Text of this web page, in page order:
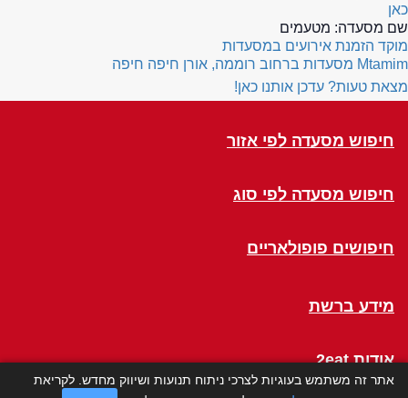
כאן
שם מסעדה: מטעמים
מוקד הזמנת אירועים במסעדות
Mtamim מסעדות ברחוב רוממה, אורן חיפה חיפה
מצאת טעות? עדכן אותנו כאן!
חיפוש מסעדה לפי אזור
חיפוש מסעדה לפי סוג
חיפושים פופולאריים
מידע ברשת
אודות 2eat
אתר זה משתמש בעוגיות לצרכי ניתוח תנועות ושיווק מחדש. לקריאת